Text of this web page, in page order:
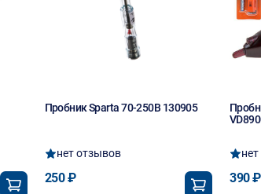
Пробник Sparta 70-250В 130905
нет отзывов
250 ₽ 390 ₽